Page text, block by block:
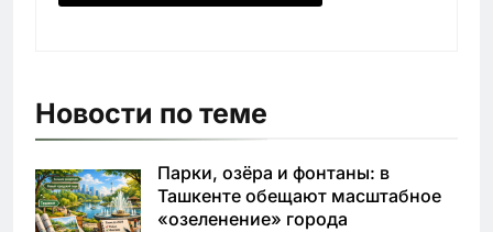
Новости по теме
Парки, озёра и фонтаны: в
Ташкенте обещают масштабное
«озеленение» города